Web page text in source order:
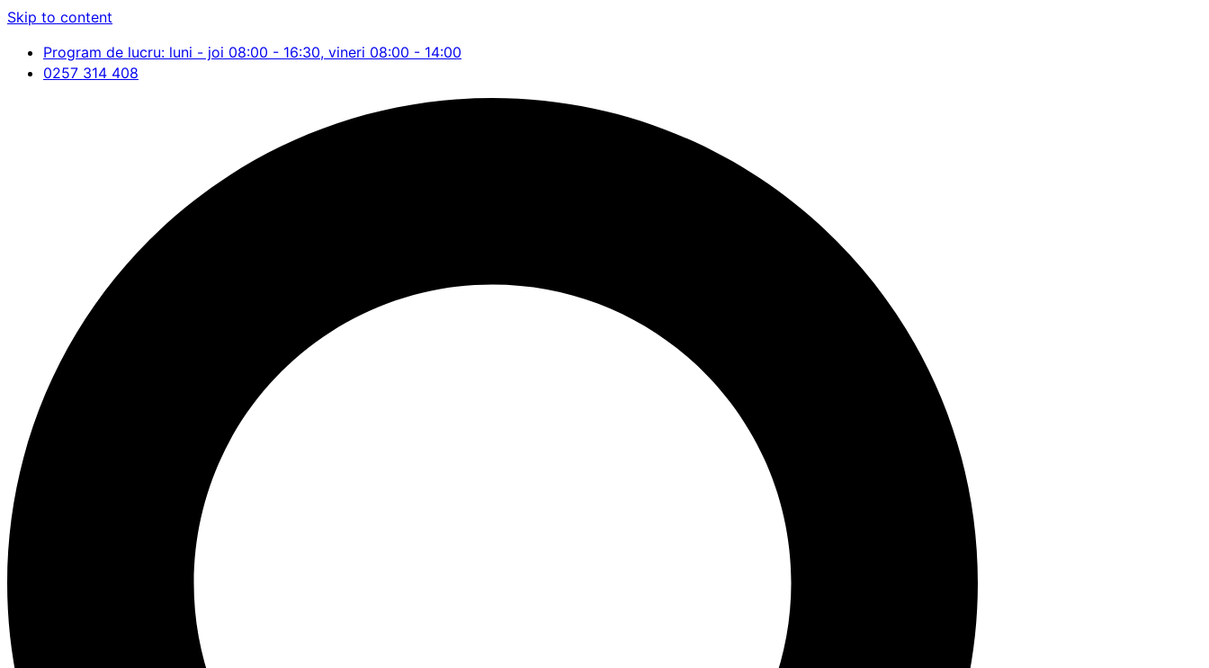
Skip to content
Program de lucru: luni - joi 08:00 - 16:30, vineri 08:00 - 14:00
0257 314 408